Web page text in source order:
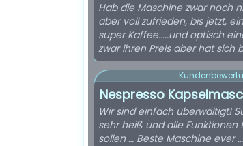
Hab die Maschine zwar noch
aber voll zufrieden, bis jetzt,
super Kaffee.....und optisch
zwar ihren Preis aber hat sich
Nespresso
Wir sind einfach überwältigt!
sehr heiß und alle Funktionen
sollen … Beste Maschine ever